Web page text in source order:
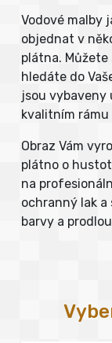
Vodové malby
objednat v
plátna.
hledáte do
jsou vybaveny
kvalitním rámu
Obraz Vám
plátno o
na
ochranný lak
barvy a